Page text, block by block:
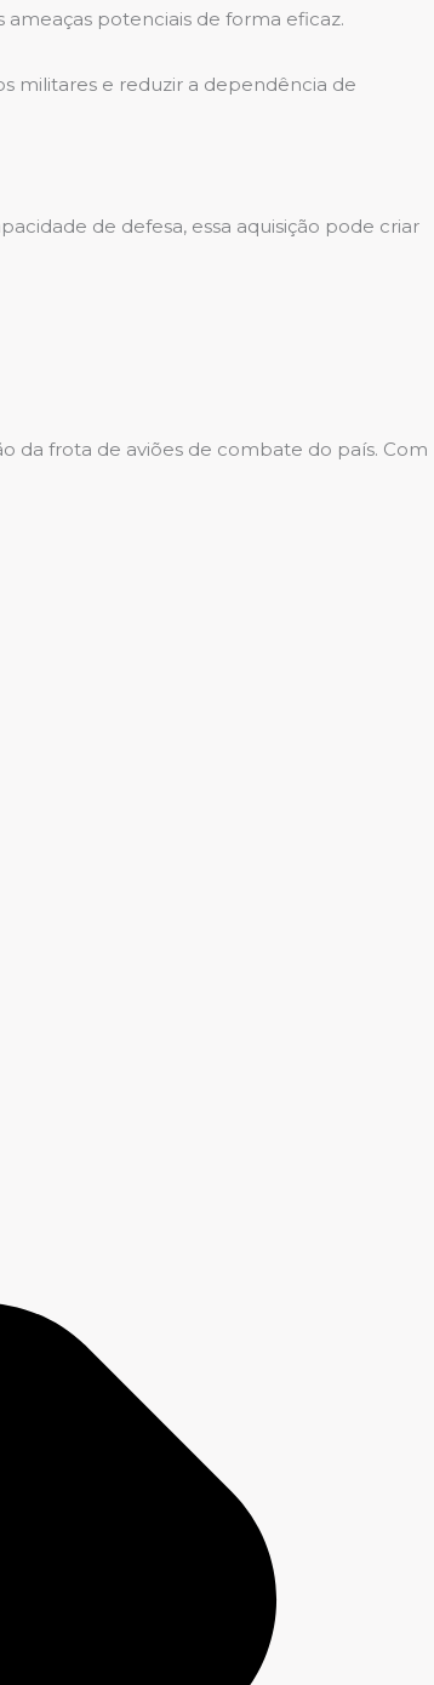
ameaças potenciais de forma eficaz.
militares e reduzir a dependência de
de defesa, essa aquisição pode criar
da frota de aviões de combate do país. Com